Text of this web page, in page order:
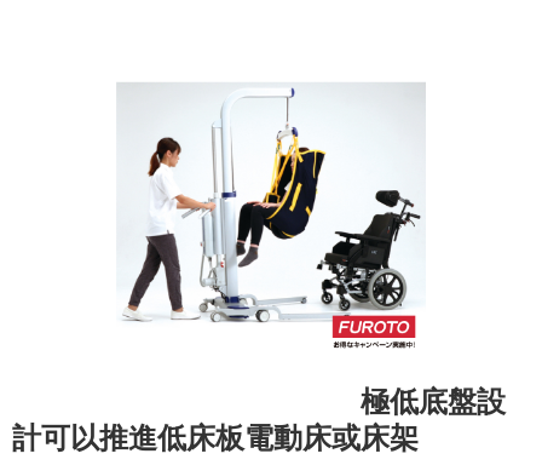
極低底盤設
計可以推進低床板電動床或床架